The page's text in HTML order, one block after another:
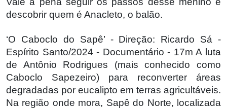
descobrir quem é Anacleto, o balão.
‘O Caboclo do Sapê’ - Direção: Ricardo Sá -
Espírito Santo/2024 - Documentário - 17m A luta
de Antônio Rodrigues (mais conhecido como
Caboclo Sapezeiro) para reconverter áreas
degradadas por eucalipto em terras agricultáveis.
Na região onde mora, Sapê do Norte, localizada